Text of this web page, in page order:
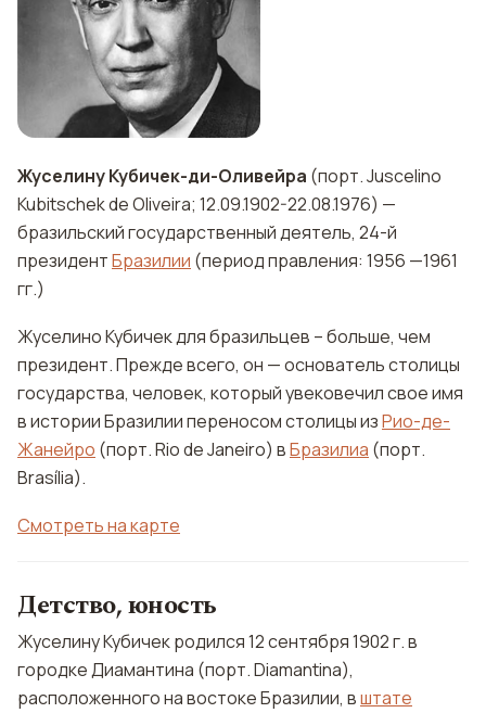
Жуселину Кубичек-ди-Оливейра (порт. Juscelino
Kubitschek de Oliveira; 12.09.1902-22.08.1976) —
бразильский государственный деятель, 24-й
президентБразилии (период правления: 1956 —1961
гг.)
Жуселино Кубичек для бразильцев – больше, чем
президент. Прежде всего, он — основатель столицы
государства, человек, который увековечил свое имя
в истории Бразилии переносом столицы изРио-де-
Жанейро (порт. Rio de Janeiro) вБразилиа (порт.
Brasília).
Смотреть на карте
Детство, юность
Жуселину Кубичек родился 12 сентября 1902 г. в
городке Диамантина (порт. Diamantina),
расположенного на востоке Бразилии, вштате